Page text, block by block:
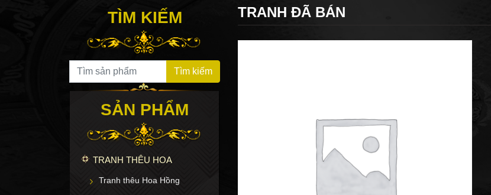
TÌM KIẾM
Search for: Tìm kiếm
SẢN PHẨM
TRANH THÊU HOA
Tranh thêu Hoa Hồng
TRANH ĐÃ BÁN